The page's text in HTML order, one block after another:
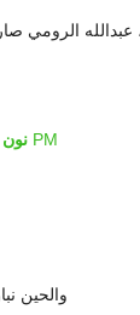
عبدالله الرومي
نون 31/5/09 2:52 PM
والحين